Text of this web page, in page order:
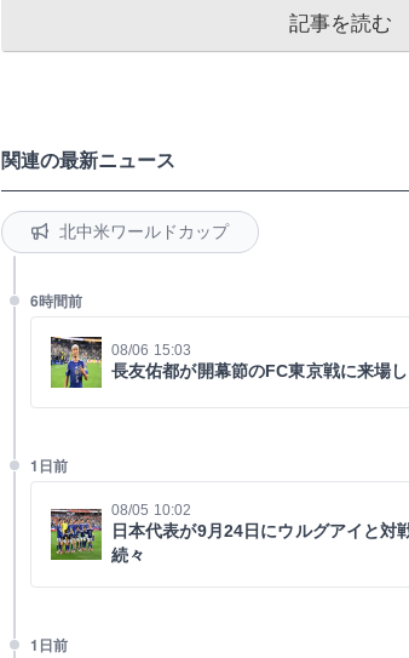
記事を読む
関連の最新ニュース
北中米ワールドカップ
6時間前
08/06 15:03
長友佑都が開幕節のFC東京戦に来場
1日前
08/05 10:02
日本代表が9月24日にウルグアイと対
続々
1日前